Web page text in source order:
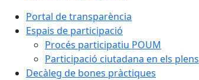
Portal de transparència
Espais de participació
Procés participatiu POUM
Participació ciutadana en els plens
Decàleg de bones pràctiques